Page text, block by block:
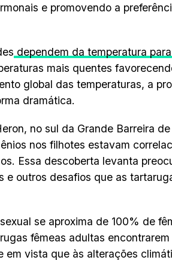
e promovendo a
dependem da temperatura
mais quentes
global das temperaturas, a
dramática.
no sul da Grande Barreira
nos filhotes estavam
Essa descoberta levanta
e outros desafios que as
se aproxima de 100% de
fêmeas adultas
em vista que às alterações